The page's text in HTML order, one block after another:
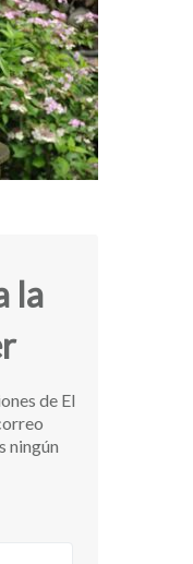
la
de El
ningún